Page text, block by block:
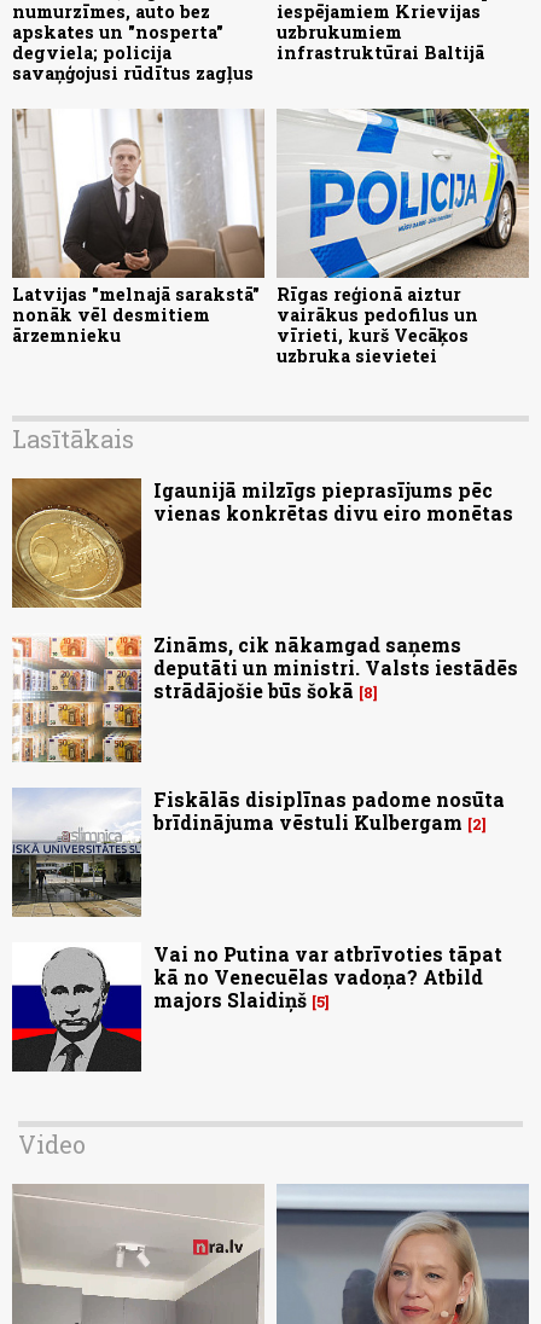
numurzīmes, auto bez
apskates un "nosperta"
degviela; policija
savaņģojusi rūdītus zagļus
iespējamiem Krievijas
uzbrukumiem
infrastruktūrai Baltijā
Latvijas "melnajā sarakstā"
nonāk vēl desmitiem
ārzemnieku
Rīgas reģionā aiztur
vairākus pedofilus un
vīrieti, kurš Vecāķos
uzbruka sievietei
Lasītākais
Igaunijā milzīgs pieprasījums pēc
vienas konkrētas divu eiro monētas
Zināms, cik nākamgad saņems
deputāti un ministri. Valsts iestādēs
strādājošie būs šokā
8
Fiskālās disiplīnas padome nosūta
brīdinājuma vēstuli Kulbergam
2
Vai no Putina var atbrīvoties tāpat
kā no Venecuēlas vadoņa? Atbild
majors Slaidiņš 5
Video